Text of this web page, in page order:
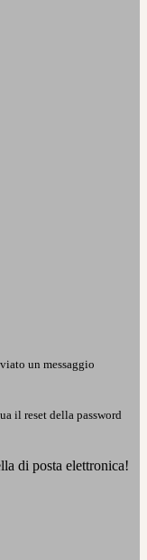
un messaggio
il reset della password
di posta elettronica!